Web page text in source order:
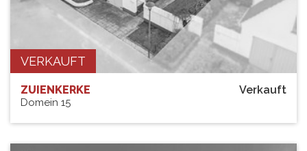
VERKAUFT
Verkauft
ZUIENKERKE
Domein 15